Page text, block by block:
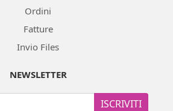
Ordini
Fatture
Invio Files
NEWSLETTER
ISCRIVITI